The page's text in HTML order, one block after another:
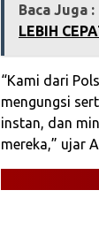
Baca Juga :
LEBIH
“Kami dari
mengungsi
instan, dan
mereka,” ujar